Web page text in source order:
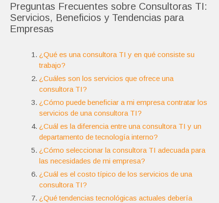
Preguntas Frecuentes sobre Consultoras TI:
Servicios, Beneficios y Tendencias para
Empresas
¿Qué es una consultora TI y en qué consiste su
trabajo?
¿Cuáles son los servicios que ofrece una
consultora TI?
¿Cómo puede beneficiar a mi empresa contratar los
servicios de una consultora TI?
¿Cuál es la diferencia entre una consultora TI y un
departamento de tecnología interno?
¿Cómo seleccionar la consultora TI adecuada para
las necesidades de mi empresa?
¿Cuál es el costo típico de los servicios de una
consultora TI?
¿Qué tendencias tecnológicas actuales debería